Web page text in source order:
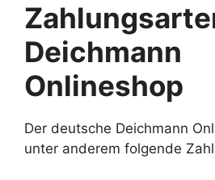
Deichmann
Onlineshop
Der deutsche Deichmann
unter anderem folgende